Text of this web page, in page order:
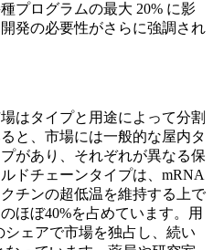
プログラムの最大 20% に影
発の必要性がさらに強調され
はタイプと用途によって分割
と、市場には一般的な屋内タ
があり、それぞれが異なる保
ドチェーンタイプは、mRNA
チンの超低温を維持する上で
ほぼ40%を占めています。用
ェアで市場を独占し、続い